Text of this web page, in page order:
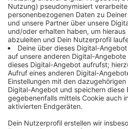
Laterne basteln -
Anzeige
Einen grünen Dino alsLaterne
basteln? Auch das ist möglich!
Anzeige